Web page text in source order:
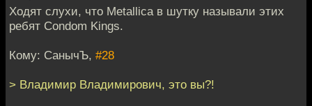
Ходят слухи, что Metallica в шутку называли этих
ребят Condom Kings.
Кому: СанычЪ, #28
> Владимир Владимирович, это вы?!